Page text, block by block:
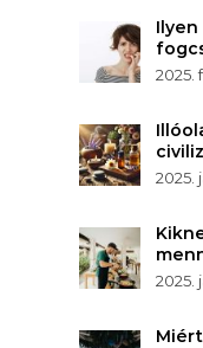
2025.
2025.
2025.